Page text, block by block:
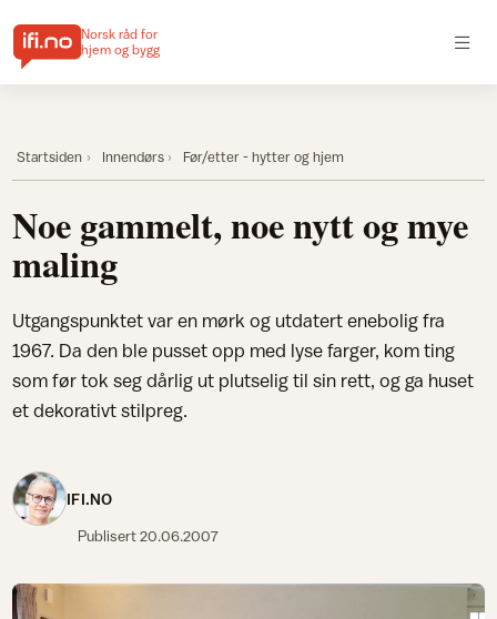
Norsk råd for
hjem og bygg
Startsiden Innendørs Før/etter - hytter og hjem
Noe gammelt, noe nytt og mye
maling
Utgangspunktet var en mørk og utdatert enebolig fra
1967. Da den ble pusset opp med lyse farger, kom ting
som før tok seg dårlig ut plutselig til sin rett, og ga huset
et dekorativt stilpreg.
IFI.NO
Publisert20.06.2007